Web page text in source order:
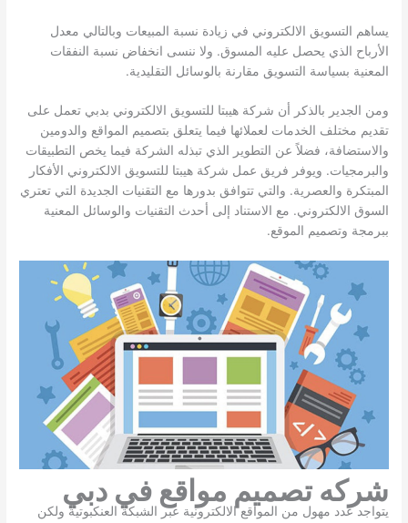
يساهم التسويق الالكتروني في زيادة نسبة المبيعات وبالتالي معدل
الأرباح الذي يحصل عليه المسوق. ولا ننسى انخفاض نسبة النفقات
المعنية بسياسة التسويق مقارنة بالوسائل التقليدية.
ومن الجدير بالذكر أن شركة هيبتا للتسويق الالكتروني بدبي تعمل على
تقديم مختلف الخدمات لعملائها فيما يتعلق بتصميم المواقع والدومين
والاستضافة، فضلاً عن التطوير الذي تبذله الشركة فيما يخص التطبيقات
والبرمجيات. ويوفر فريق عمل شركة هيبتا للتسويق الالكتروني الأفكار
المبتكرة والعصرية. والتي تتوافق بدورها مع التقنيات الجديدة التي تعتري
السوق الالكتروني. مع الاستناد إلى أحدث التقنيات والوسائل المعنية
ببرمجة وتصميم الموقع.
شركه تصميم مواقع في دبي
يتواجد عدد مهول من المواقع الالكترونية عبر الشبكة العنكبوتية ولكن